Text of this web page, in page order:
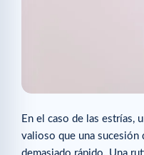
En el caso de las estrías,
valioso que una sucesión